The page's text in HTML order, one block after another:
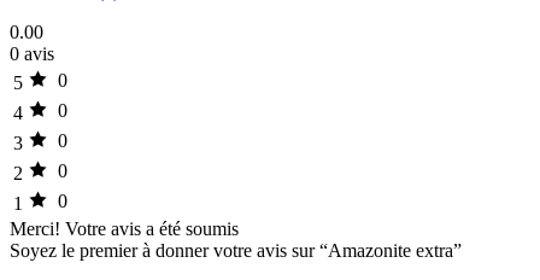
0.00
0 avis
5
0
4
0
3
0
2
0
1
0
Merci! Votre avis a été soumis
Soyez le premier à donner votre avis sur “Amazonite extra”